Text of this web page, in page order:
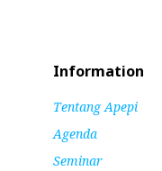
Information
Tentang Apepi
Agenda
Seminar